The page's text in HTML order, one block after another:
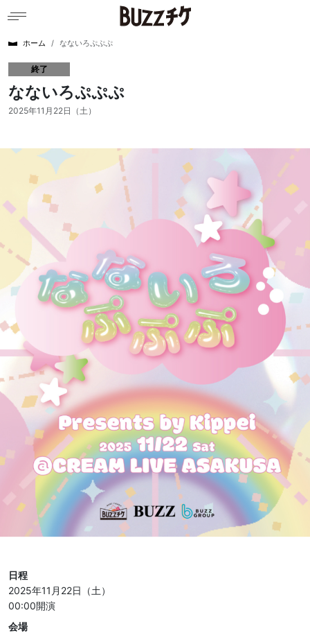
ホーム なないろぷぷぷ
終了
なないろぷぷぷ
2025年11月22日（土）
日程
2025年11月22日（土）
00:00開演
会場